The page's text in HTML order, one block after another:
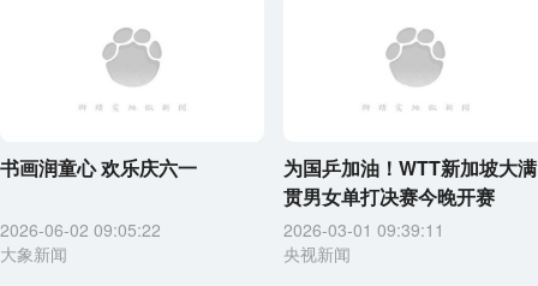
书画润童心 欢乐庆六一
2026-06-02 09:05:22
大象新闻
为国乒加油！WTT新加坡大满
贯男女单打决赛今晚开赛
2026-03-01 09:39:11
央视新闻